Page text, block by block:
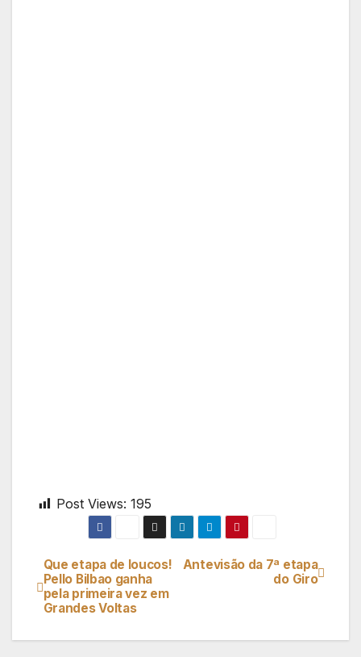
Post Views: 195
Navegação
de
artigos
Antevisão da 7ª etapa
do Giro
Que etapa de loucos!
Pello Bilbao ganha
pela primeira vez em
Grandes Voltas